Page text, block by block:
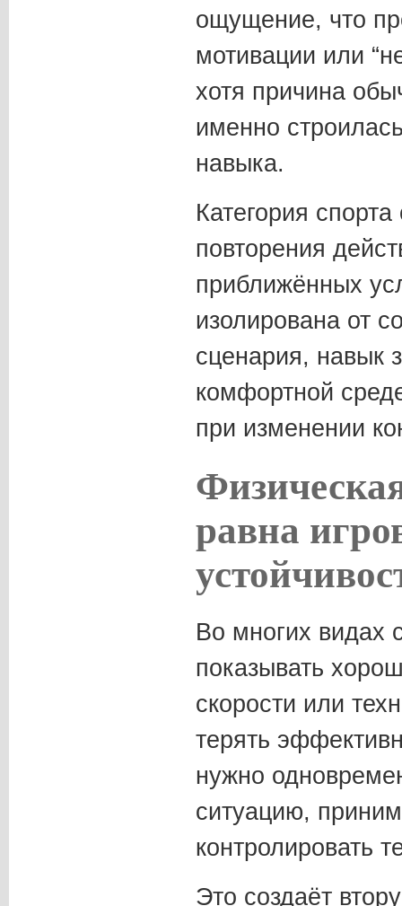
ощущение, что
мотивации или
хотя причина
именно
навыка.
Категория
повторения
приближённых
изолирована от
сценария, навык
комфортной
при изменении
равна
Во многих видах
показывать
скорости или
терять
нужно
ситуацию,
контролировать
Это создаёт